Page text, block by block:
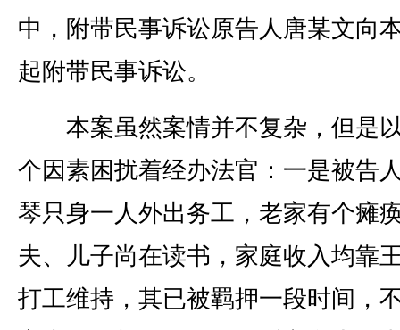
中，附带民事诉讼原告人唐某文向
起附带民事诉讼。
本案虽然案情并不复杂，但是
个因素困扰着经办法官：一是被告
琴只身一人外出务工，老家有个瘫
夫、儿子尚在读书，家庭收入均靠
打工维持，其已被羁押一段时间，